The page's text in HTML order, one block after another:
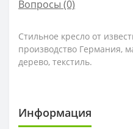
Вопросы (0)
Стильное кресло от
производство Германия,
дерево, текстиль.
Информация